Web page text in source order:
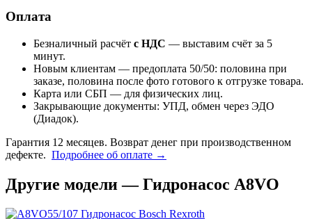
Оплата
Безналичный расчёт с НДС — выставим счёт за 5
минут.
Новым клиентам — предоплата 50/50: половина при
заказе, половина после фото готового к отгрузке товара.
Карта или СБП — для физических лиц.
Закрывающие документы: УПД, обмен через ЭДО
(Диадок).
Гарантия 12 месяцев. Возврат денег при производственном
дефекте. Подробнее об оплате →
Другие модели — Гидронасос A8VO